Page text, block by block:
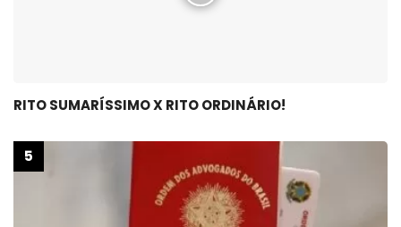
RITO SUMARÍSSIMO X RITO ORDINÁRIO!